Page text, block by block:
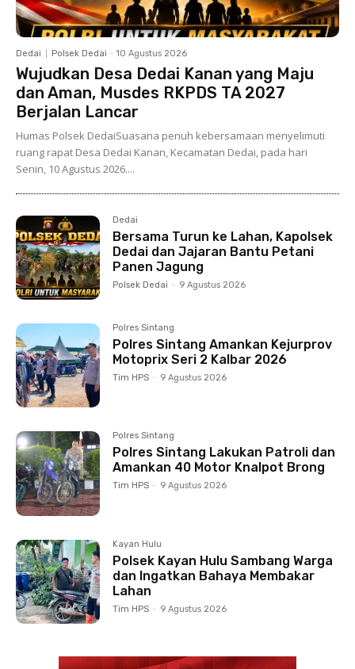
Dedai Polsek Dedai - 10 Agustus 2026
Wujudkan Desa Dedai Kanan yang Maju
dan Aman, Musdes RKPDS TA 2027
Berjalan Lancar
Humas Polsek DedaiSuasana penuh kebersamaan menyelimuti
ruang rapat Desa Dedai Kanan, Kecamatan Dedai, pada hari
Senin, 10 Agustus 2026....
Dedai
Bersama Turun ke Lahan, Kapolsek
Dedai dan Jajaran Bantu Petani
Panen Jagung
Polsek Dedai - 9 Agustus 2026
Polres Sintang
Polres Sintang Amankan Kejurprov
Motoprix Seri 2 Kalbar 2026
Tim HPS - 9 Agustus 2026
Polres Sintang
Polres Sintang Lakukan Patroli dan
Amankan 40 Motor Knalpot Brong
Tim HPS - 9 Agustus 2026
Kayan Hulu
Polsek Kayan Hulu Sambang Warga
dan Ingatkan Bahaya Membakar
Lahan
Tim HPS - 9 Agustus 2026